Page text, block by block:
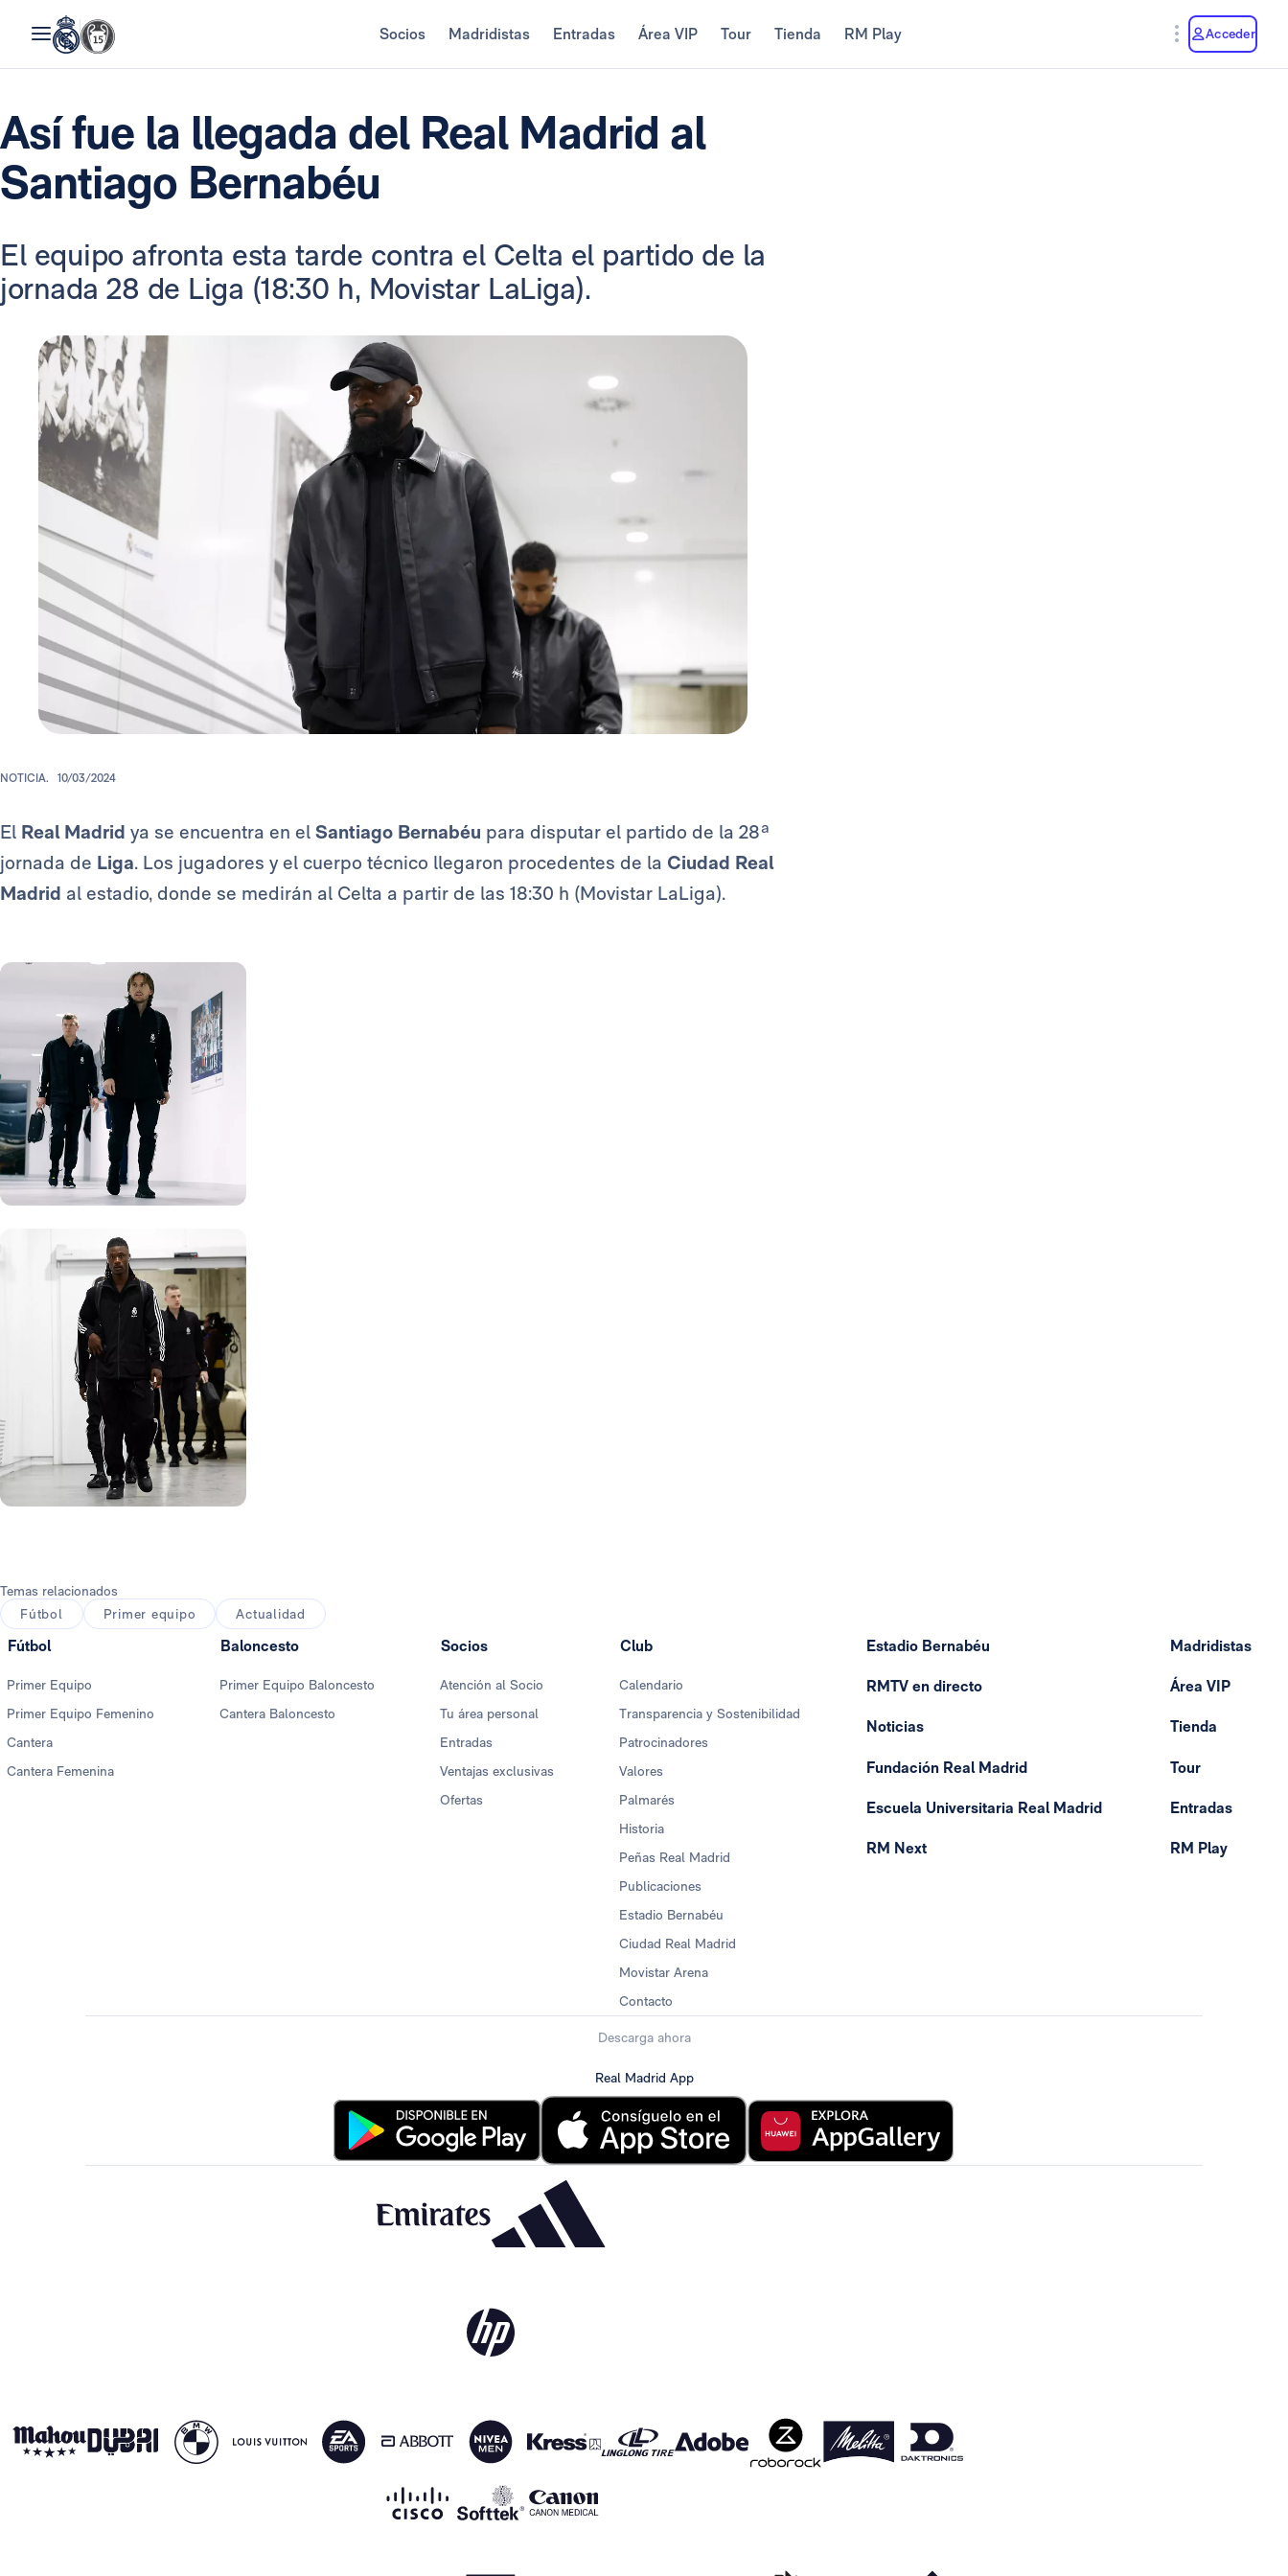
Socios Madridistas Entradas Área VIP Tour Tienda RM Play Acceder
Así fue la llegada del Real Madrid al
Santiago Bernabéu
El equipo afronta esta tarde contra el Celta el partido de la
jornada 28 de Liga (18:30 h, Movistar LaLiga).
NOTICIA. 10/03/2024
El Real Madrid ya se encuentra en el Santiago Bernabéu para disputar el partido de la 28ª
jornada de Liga. Los jugadores y el cuerpo técnico llegaron procedentes de la Ciudad Real
Madrid al estadio, donde se medirán al Celta a partir de las 18:30 h (Movistar LaLiga).
Temas relacionados
Fútbol
Primer equipo Actualidad
Fútbol
Primer Equipo
Primer Equipo Femenino
Cantera
Cantera Femenina
Baloncesto
Primer Equipo Baloncesto
Cantera Baloncesto
Socios
Atención al Socio
Tu área personal
Entradas
Ventajas exclusivas
Ofertas
Club
Calendario
Transparencia y Sostenibilidad
Patrocinadores
Valores
Palmarés
Historia
Peñas Real Madrid
Publicaciones
Estadio Bernabéu
Ciudad Real Madrid
Movistar Arena
Contacto
Estadio Bernabéu
RMTV en directo
Noticias
Fundación Real Madrid
Escuela Universitaria Real Madrid
RM Next
Madridistas
Área VIP
Tienda
Tour
Entradas
RM Play
Descarga ahora
Real Madrid App